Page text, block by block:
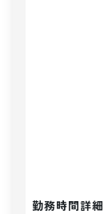
勤務時間詳細